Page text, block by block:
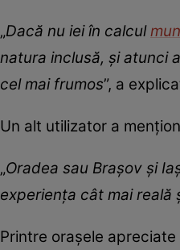
„Dacă nu iei în calcul
natura inclusă, și atunci
cel mai frumos”, a
Un alt utilizator a
„Oradea sau Brașov și
experiența cât mai reală
Printre orașele